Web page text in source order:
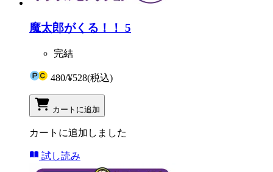
魔太郎がくる！！ 5
完結
480/¥528(税込)
カートに追加
カートに追加しました
試し読み